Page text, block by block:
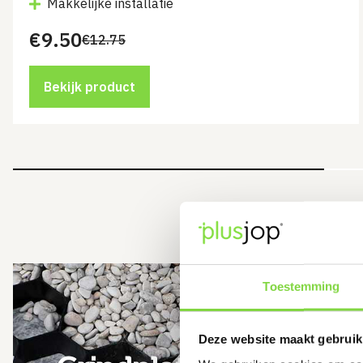
Toestemming
Deze website maakt
Makkelijke installatie
€12.75
Oorspronkelijke
was:
€12.75.
€9.50
Huidige
is:
€9.50.
Bekijk product